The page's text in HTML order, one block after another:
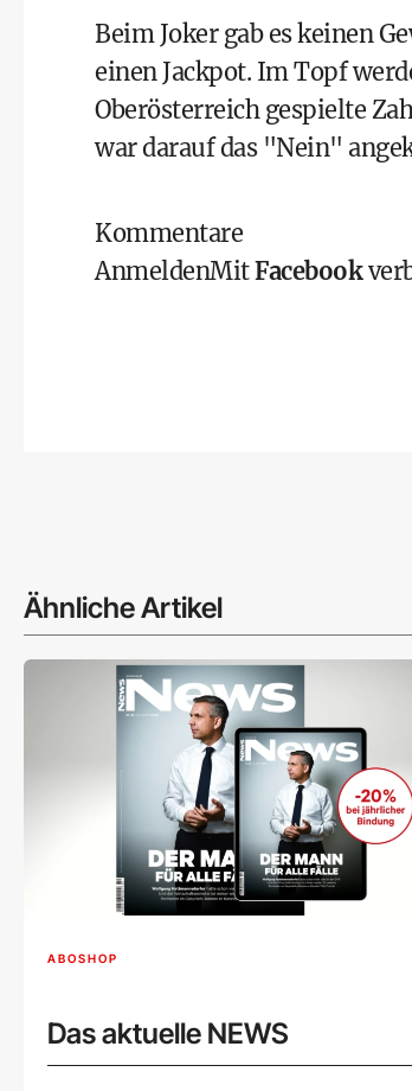
Beim Joker gab es keinen
einen Jackpot. Im Topf
Oberösterreich gespielte
war darauf das "Nein"
Kommentare
AnmeldenMitFacebook
Ähnliche Artikel
ABOSHOP
Das aktuelle NEWS